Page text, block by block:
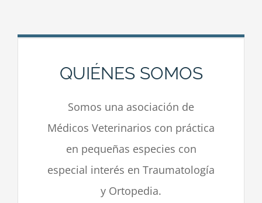
QUIÉNES SOMOS
Somos una asociación de
Médicos Veterinarios con práctica
en pequeñas especies con
especial interés en Traumatología
y Ortopedia.